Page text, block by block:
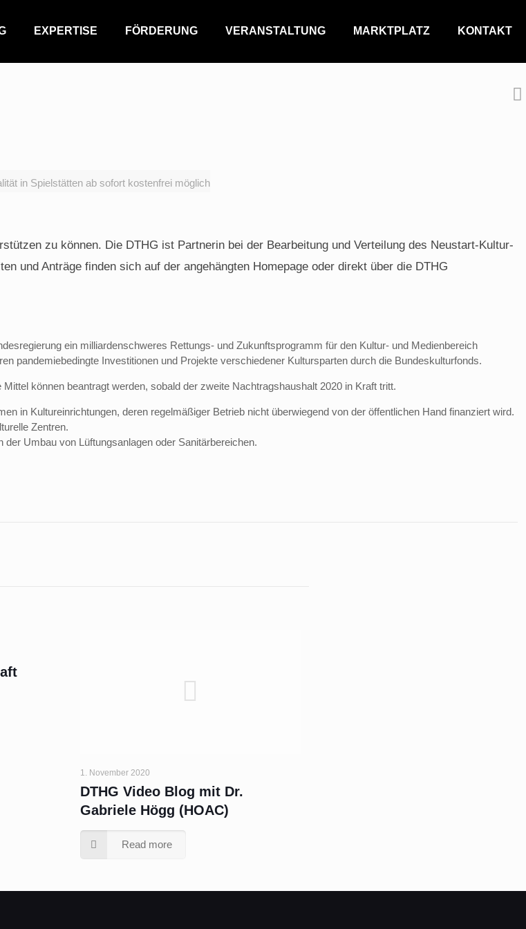
EXPERTISE FÖRDERUNG VERANSTALTUNG MARKTPLATZ KONTAKT
in Spielstätten ab sofort kostenfrei möglich
zu können. Die DTHG ist Partnerin bei der Bearbeitung und Verteilung des Neustart-Kultur-
und Anträge finden sich auf der angehängten Homepage oder direkt über die DTHG
ein milliardenschweres Rettungs- und Zukunftsprogramm für den Kultur- und Medienbereich
pandemiebedingte Investitionen und Projekte verschiedener Kultursparten durch die Bundeskulturfonds.
können beantragt werden, sobald der zweite Nachtragshaushalt 2020 in Kraft tritt.
in Kultureinrichtungen, deren regelmäßiger Betrieb nicht überwiegend von der öffentlichen Hand finanziert wird.
Zentren.
Umbau von Lüftungsanlagen oder Sanitärbereichen.
1. November 2020
DTHG Video Blog mit Dr.
Gabriele Högg (HOAC)
Read more